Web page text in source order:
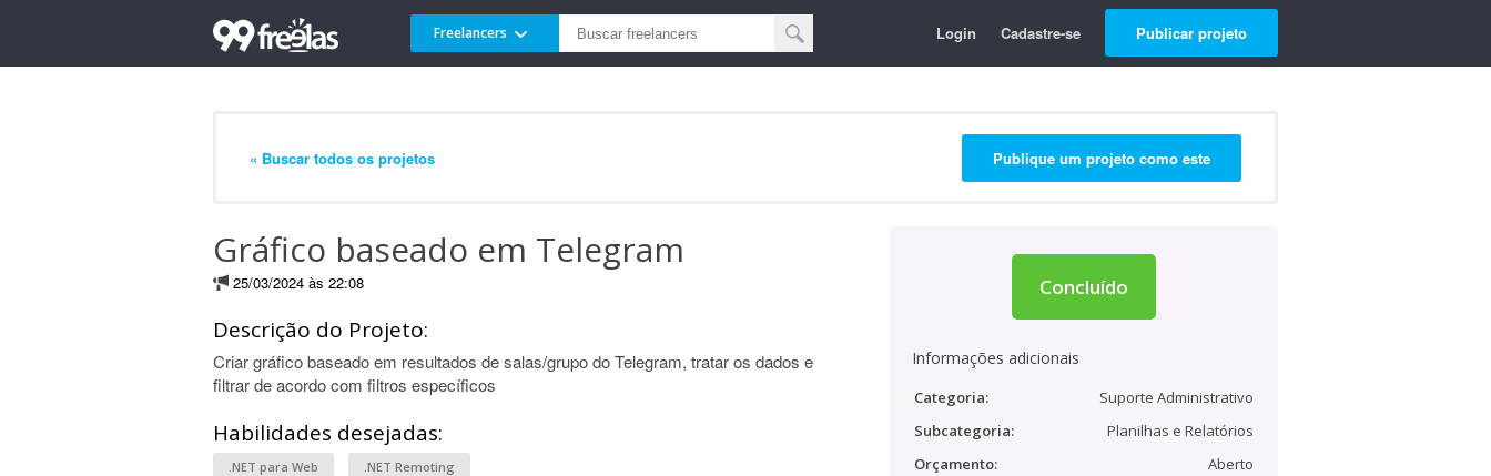
Freelancers Login Cadastre-se Publicar projeto
« Buscar todos os projetos Publique um projeto como este
Gráfico baseado em Telegram
25/03/2024 às 22:08
Descrição do Projeto:
Criar gráfico baseado em resultados de salas/grupo do Telegram, tratar os dados e
filtrar de acordo com filtros específicos
Habilidades desejadas:
.NET para Web .NET Remoting
Concluído
Informações adicionais
Categoria:
Suporte Administrativo
Subcategoria:
Planilhas e Relatórios
Orçamento:
Aberto